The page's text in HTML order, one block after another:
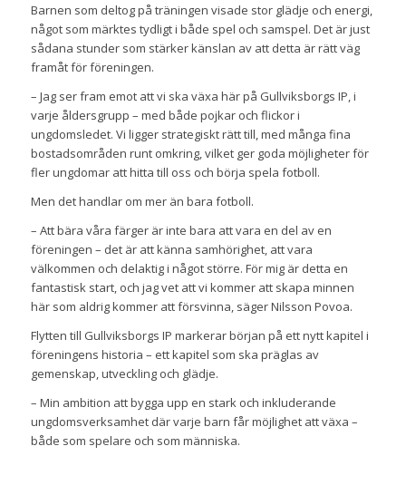
Barnen som deltog på träningen visade stor glädje och energi,
något som märktes tydligt i både spel och samspel. Det är just
sådana stunder som stärker känslan av att detta är rätt väg
framåt för föreningen.
– Jag ser fram emot att vi ska växa här på Gullviksborgs IP, i
varje åldersgrupp – med både pojkar och flickor i
ungdomsledet. Vi ligger strategiskt rätt till, med många fina
bostadsområden runt omkring, vilket ger goda möjligheter för
fler ungdomar att hitta till oss och börja spela fotboll.
Men det handlar om mer än bara fotboll.
– Att bära våra färger är inte bara att vara en del av en
föreningen – det är att känna samhörighet, att vara
välkommen och delaktig i något större. För mig är detta en
fantastisk start, och jag vet att vi kommer att skapa minnen
här som aldrig kommer att försvinna, säger Nilsson Povoa.
Flytten till Gullviksborgs IP markerar början på ett nytt kapitel i
föreningens historia – ett kapitel som ska präglas av
gemenskap, utveckling och glädje.
– Min ambition att bygga upp en stark och inkluderande
ungdomsverksamhet där varje barn får möjlighet att växa –
både som spelare och som människa.